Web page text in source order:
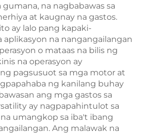
na nagbabawas sa
at kaugnay na gastos.
ay lalo pang kapaki-
aplikasyon na nangangailangan
o mataas na bilis ng
na operasyon ay
pagsusuot sa mga motor at
ng kanilang buhay
ang mga gastos sa
ay nagpapahintulot sa
umangkop sa iba't ibang
Ang malawak na